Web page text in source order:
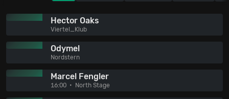
Hector Oaks
Viertel_Klub
Odymel
Nordstern
Marcel Fengler
16:00 North Stage